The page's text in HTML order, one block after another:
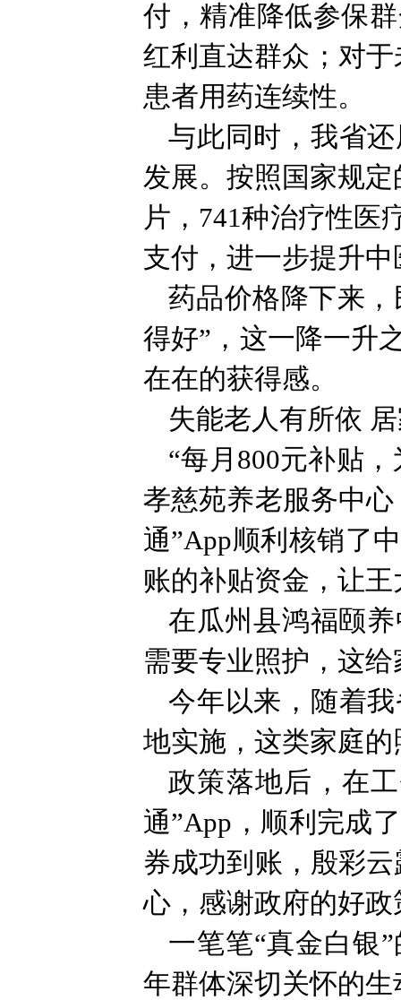
付，精准降低参保
红利直达群众；对
患者用药连续性。
与此同时，我省
发展。按照国家规
片，741种治疗性医
支付，进一步提升
药品价格降下来，
得好”，这一降一升
在在的获得感。
失能老人有所依
“每月800元补贴
孝慈苑养老服务中
通”App顺利核销了
账的补贴资金，让
在瓜州县鸿福颐
需要专业照护，这
今年以来，随着
地实施，这类家庭
政策落地后，在
通”App，顺利完成
券成功到账，殷彩
心，感谢政府的好
一笔笔“真金白银
年群体深切关怀的生